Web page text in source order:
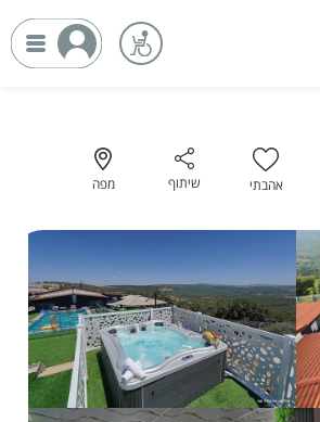
אהבתי שיתוף מפה